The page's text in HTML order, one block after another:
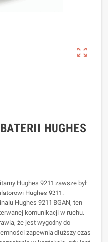
zoom_out_map
HUGHES
Hughes 9211 zawsze był
Hughes 9211.
Hughes 9211 BGAN, ten
komunikacji w ruchu.
że jest wygodny do
zapewnia dłuższy czas